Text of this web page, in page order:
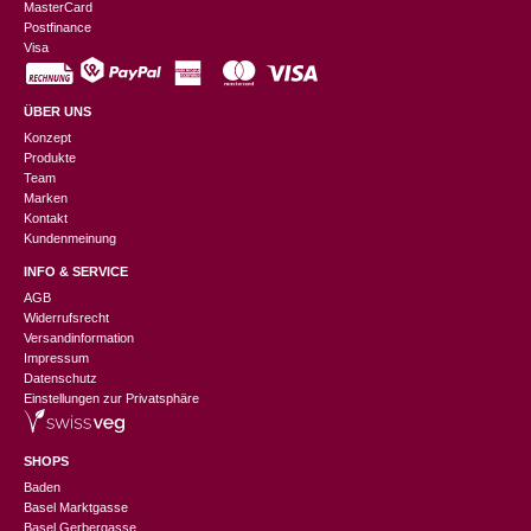
MasterCard
Postfinance
Visa
ÜBER UNS
Konzept
Produkte
Team
Marken
Kontakt
Kundenmeinung
INFO & SERVICE
AGB
Widerrufsrecht
Versandinformation
Impressum
Datenschutz
Einstellungen zur Privatsphäre
SHOPS
Baden
Basel Marktgasse
Basel Gerbergasse